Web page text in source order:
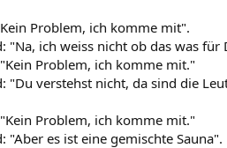
Problem, ich komme mit".
"Na, ich weiss nicht ob das was für
Problem, ich komme mit."
"Du verstehst nicht, da sind die
Problem, ich komme mit."
"Aber es ist eine gemischte Sauna".